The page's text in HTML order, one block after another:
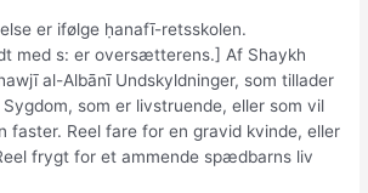
er ifølge ḥanafī-retsskolen.
med s: er oversætterens.] Af Shaykh
al-Albānī Undskyldninger, som tillader
som er livstruende, eller som vil
faster. Reel fare for en gravid kvinde, eller
frygt for et ammende spædbarns liv